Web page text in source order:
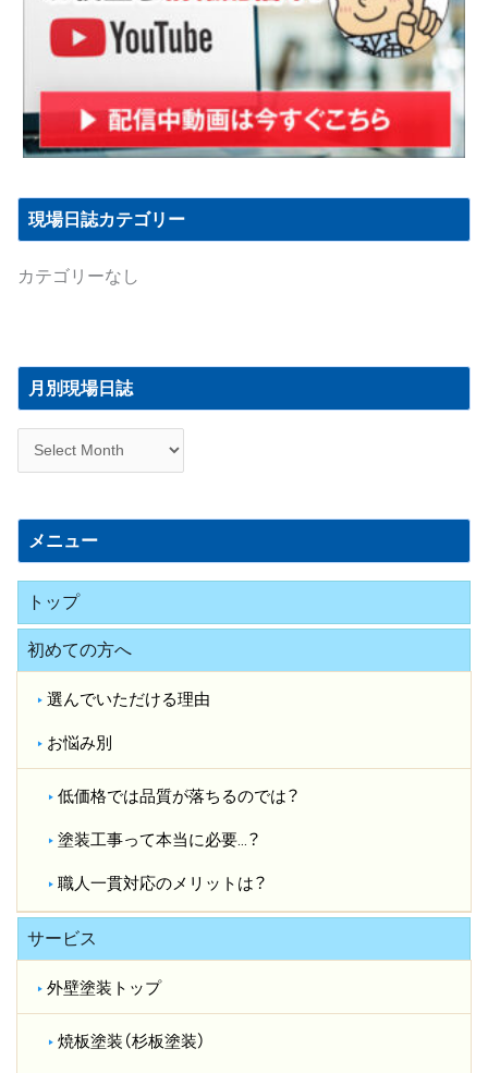
現場日誌カテゴリー
カテゴリーなし
月別現場日誌
現
日
メニュー
トップ
初めての方へ
選んでいただける理由
お悩み別
低価格では品質が落ちるのでは？​
塗装工事って本当に必要…？​
職人一貫対応のメリットは？​
サービス
外壁塗装トップ
焼板塗装（杉板塗装）